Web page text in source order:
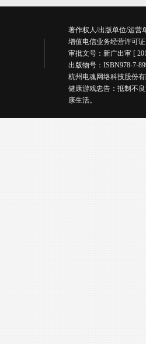
著作权人/出版单位/运营
增值电信业务经营许可
审批文号：新广出审 [
出版物号：ISBN978-7-
杭州电魂网络科技股份有
健康游戏忠告：抵制不
康生活。